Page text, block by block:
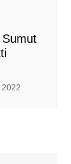
2022